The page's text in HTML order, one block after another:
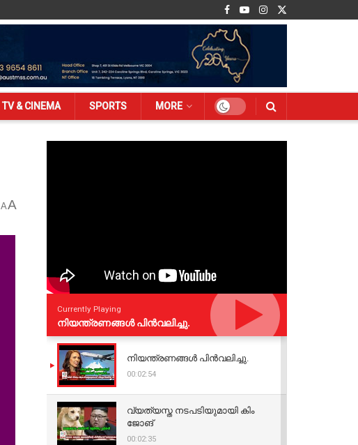
TV & CINEMA SPORTS MORE
AA
Currently Playing
നിയന്ത്രണങ്ങള്‍ പിന്‍വലിച്ചു.
നിയന്ത്രണങ്ങള്‍ പിന്‍വലിച്ചു.
00:02:54
വ്യത്യസ്ത നടപടിയുമായി കിം
ജോങ്
00:02:35